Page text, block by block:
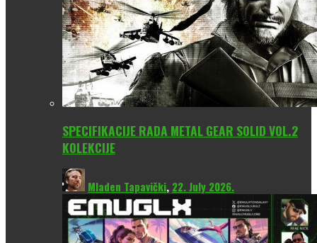
SPECIFIKACIJE RADA METAL GEAR SOLID VOL.2
KOLEKCIJE
Mladen Tapavički, 22. July 2026.